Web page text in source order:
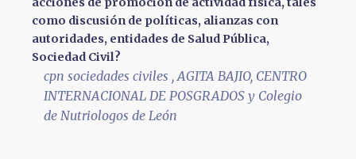
como discusión de políticas, alianzas con
autoridades, entidades de Salud Pública,
Sociedad Civil?
cpn sociedades civiles , AGITA BAJIO, CENTRO
INTERNACIONAL DE POSGRADOS y Colegio
de Nutriologos de León